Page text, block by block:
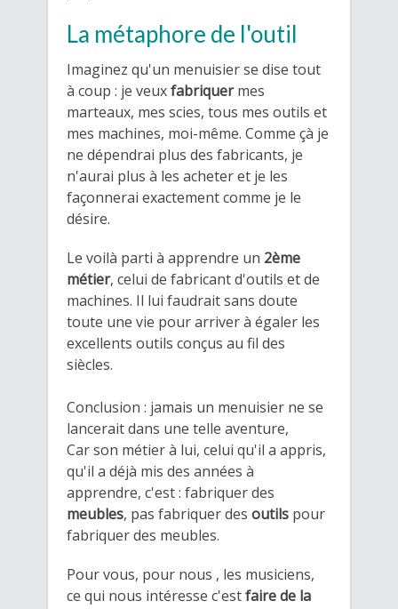
​La métaphore de l'outil
Imaginez qu'un menuisier se dise tout
à coup : je veuxfabriquermes
marteaux, mes scies, tous mes outils et
mes machines, moi-même. Comme çà je
ne dépendrai plus des fabricants, je
n'aurai plus à les acheter et je les
façonnerai exactement comme je le
désire.
Le voilà parti à apprendre un 2ème
métier, celui de fabricant d'outils et de
machines. Il lui faudrait sans doute
toute une vie pour arriver à égaler les
excellents outils conçus au fil des
siècles.
Conclusion : jamais un menuisier ne se
lancerait dans une telle aventure,
Car son métier à lui, celui qu'il a appris,
qu'il a déjà mis des années à
apprendre, c'est : fabriquer des
meubles, pas fabriquer des outils pour
fabriquer des meubles.
Pour vous, pour nous , les musiciens,
ce qui nous intéresse c'estfaire de la